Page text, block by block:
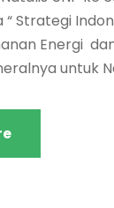
Strategi
Energi
untuk